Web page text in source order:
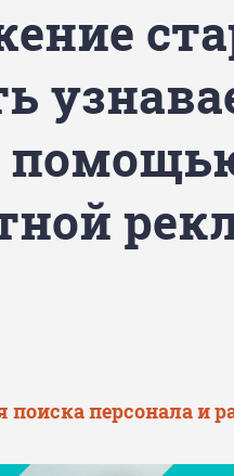
поиска персонала и